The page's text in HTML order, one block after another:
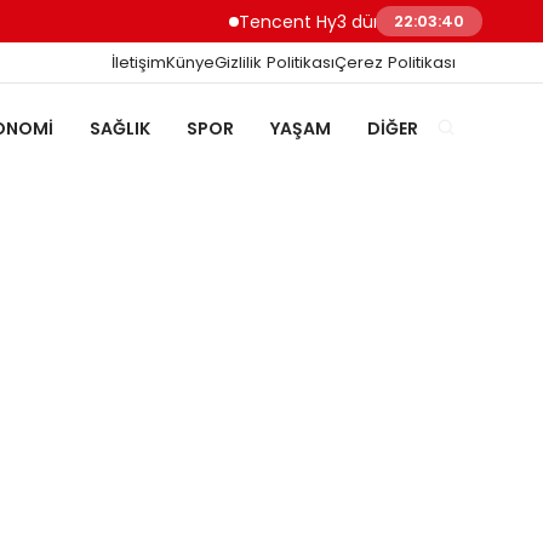
Tencent Hy3 dünya genelinde kullanıma
22:03:41
İletişimKünyeGizlilik PolitikasıÇerez Politikası
SAĞLIK SPOR YAŞAM DIĞER